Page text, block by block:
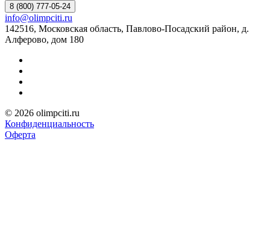
8 (800) 777-05-24
info@olimpciti.ru
142516, Московская область, Павлово-Посадский район, д.
Алферово, дом 180
© 2026 olimpciti.ru
Конфиденциальность
Оферта